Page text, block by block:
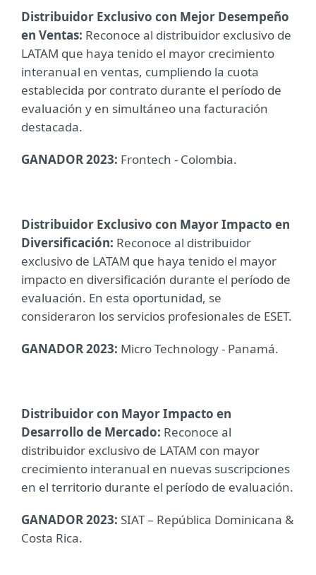
Distribuidor Exclusivo con Mejor Desempeño
en Ventas: Reconoce al distribuidor exclusivo de
LATAM que haya tenido el mayor crecimiento
interanual en ventas, cumpliendo la cuota
establecida por contrato durante el período de
evaluación y en simultáneo una facturación
destacada.
GANADOR 2023: Frontech - Colombia.
Distribuidor Exclusivo con Mayor Impacto en
Diversificación: Reconoce al distribuidor
exclusivo de LATAM que haya tenido el mayor
impacto en diversificación durante el período de
evaluación. En esta oportunidad, se
consideraron los servicios profesionales de ESET.
GANADOR 2023: Micro Technology - Panamá.
Distribuidor con Mayor Impacto en
Desarrollo de Mercado: Reconoce al
distribuidor exclusivo de LATAM con mayor
crecimiento interanual en nuevas suscripciones
en el territorio durante el período de evaluación.
GANADOR 2023: SIAT – República Dominicana &
Costa Rica.